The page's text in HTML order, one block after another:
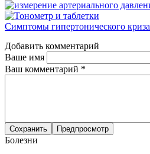
Симптомы гипертонического криза
Добавить комментарий
Ваше имя
Ваш комментарий *
Болезни